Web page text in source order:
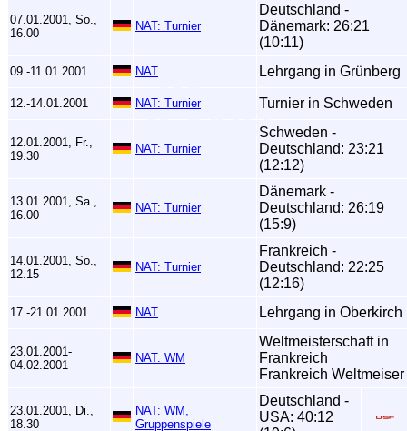
07.01.2001, So.,
16.00
NAT: Turnier
Deutschland -
Dänemark: 26:21
(10:11)
09.-11.01.2001 NAT Lehrgang in Grünberg
12.-14.01.2001 NAT: Turnier Turnier in Schweden
12.01.2001, Fr.,
19.30
NAT: Turnier
Schweden -
Deutschland: 23:21
(12:12)
13.01.2001, Sa.,
16.00
NAT: Turnier
Dänemark -
Deutschland: 26:19
(15:9)
14.01.2001, So.,
12.15
NAT: Turnier
Frankreich -
Deutschland: 22:25
(12:16)
17.-21.01.2001 NAT Lehrgang in Oberkirch
23.01.2001-
04.02.2001
NAT: WM
Weltmeisterschaft in
Frankreich
Frankreich Weltmeiser
23.01.2001, Di.,
18.30
NAT: WM,
Gruppenspiele
Deutschland -
USA: 40:12